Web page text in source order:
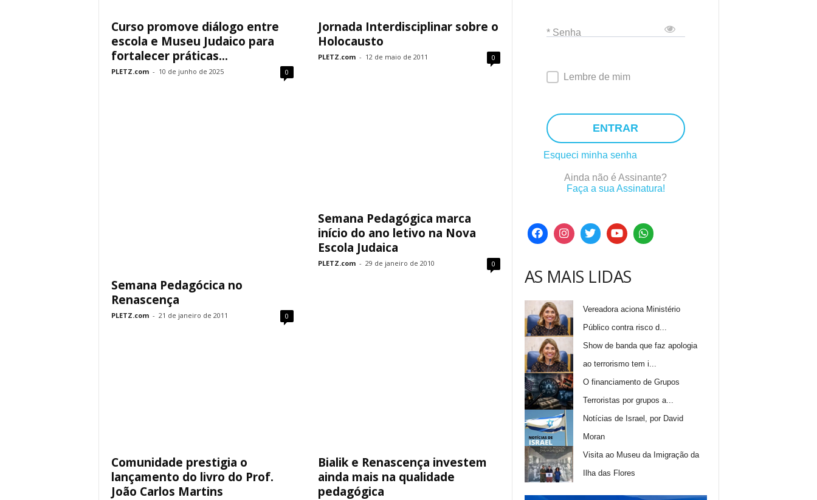
Curso promove diálogo entre
escola e Museu Judaico para
fortalecer práticas...
PLETZ.com - 10 de junho de 2025 0
Jornada Interdisciplinar sobre o
Holocausto
PLETZ.com - 12 de maio de 2011 0
Semana Pedagócica no
Renascença
PLETZ.com - 21 de janeiro de 2011 0
Semana Pedagógica marca
início do ano letivo na Nova
Escola Judaica
PLETZ.com - 29 de janeiro de 2010 0
Comunidade prestigia o
lançamento do livro do Prof.
João Carlos Martins
Bialik e Renascença investem
ainda mais na qualidade
pedagógica
* Senha
Lembre de mim
ENTRAR
Esqueci minha senha
Ainda não é Assinante?
Faça a sua Assinatura!
AS MAIS LIDAS
Vereadora aciona Ministério
Público contra risco d...
Show de banda que faz apologia
ao terrorismo tem i...
O financiamento de Grupos
Terroristas por grupos a...
Notícias de Israel, por David
Moran
Visita ao Museu da Imigração da
Ilha das Flores